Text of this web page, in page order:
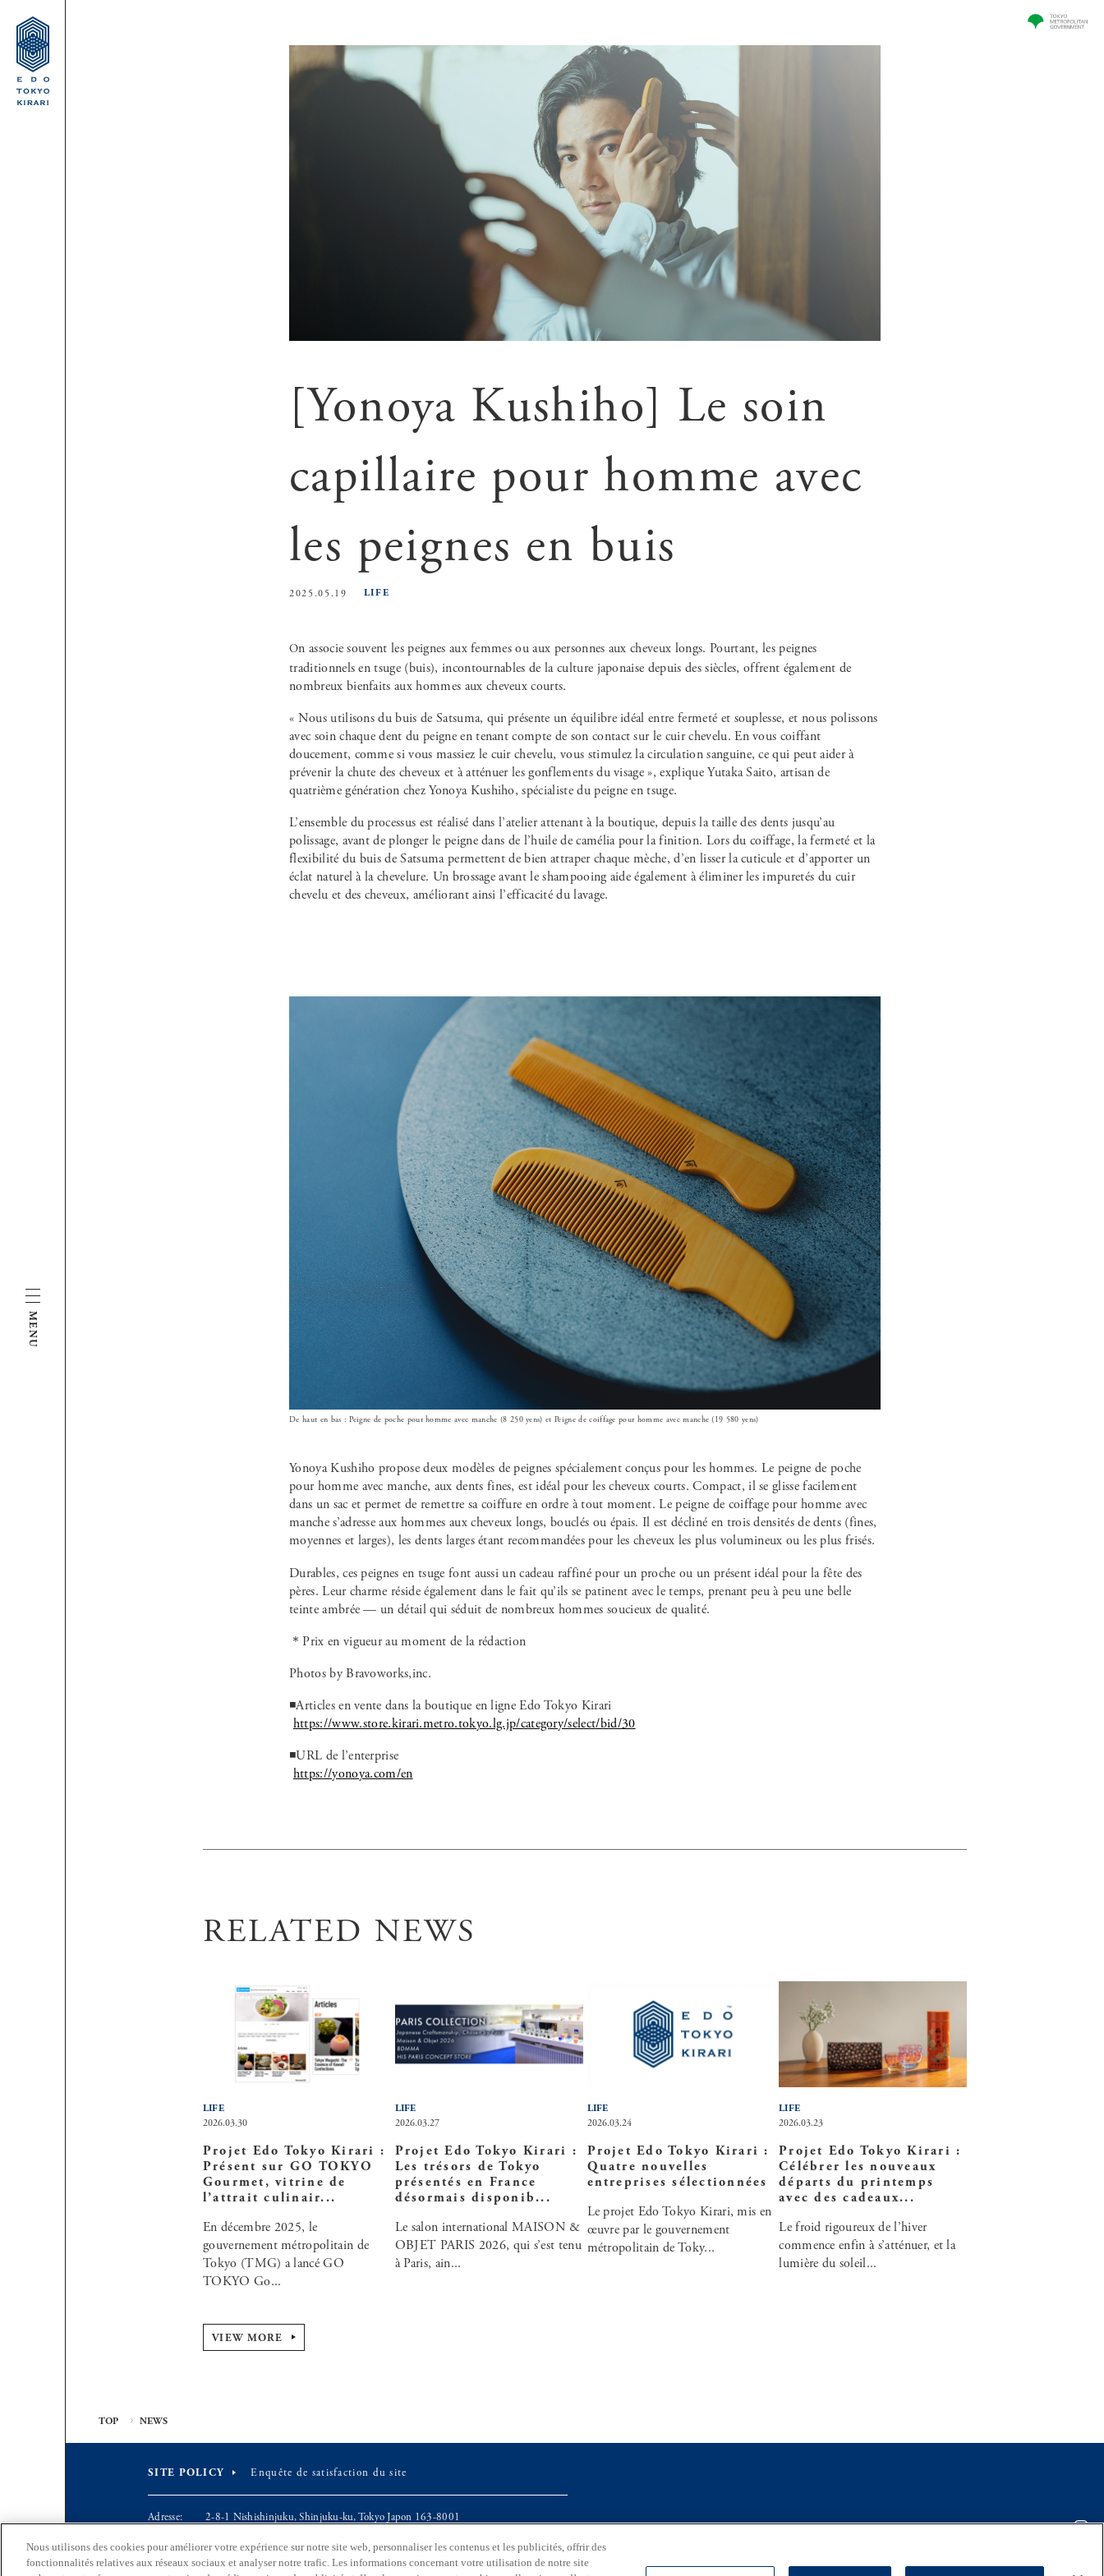
MENU
JP
[Yonoya Kushiho] Le soin
capillaire pour homme avec
les peignes en buis
2025.05.19 LIFE
On associe souvent les peignes aux femmes ou aux personnes aux cheveux longs. Pourtant, les peignes
traditionnels en tsuge (buis), incontournables de la culture japonaise depuis des siècles, offrent également de
nombreux bienfaits aux hommes aux cheveux courts.
« Nous utilisons du buis de Satsuma, qui présente un équilibre idéal entre fermeté et souplesse, et nous polissons
avec soin chaque dent du peigne en tenant compte de son contact sur le cuir chevelu. En vous coiffant
doucement, comme si vous massiez le cuir chevelu, vous stimulez la circulation sanguine, ce qui peut aider à
prévenir la chute des cheveux et à atténuer les gonflements du visage », explique Yutaka Saito, artisan de
quatrième génération chez Yonoya Kushiho, spécialiste du peigne en tsuge.
L’ensemble du processus est réalisé dans l’atelier attenant à la boutique, depuis la taille des dents jusqu’au
polissage, avant de plonger le peigne dans de l’huile de camélia pour la finition. Lors du coiffage, la fermeté et la
flexibilité du buis de Satsuma permettent de bien attraper chaque mèche, d’en lisser la cuticule et d’apporter un
éclat naturel à la chevelure. Un brossage avant le shampooing aide également à éliminer les impuretés du cuir
chevelu et des cheveux, améliorant ainsi l’efficacité du lavage.
De haut en bas : Peigne de poche pour homme avec manche (8 250 yens) et Peigne de coiffage pour homme avec manche (19 580 yens)
Yonoya Kushiho propose deux modèles de peignes spécialement conçus pour les hommes. Le peigne de poche
pour homme avec manche, aux dents fines, est idéal pour les cheveux courts. Compact, il se glisse facilement
dans un sac et permet de remettre sa coiffure en ordre à tout moment. Le peigne de coiffage pour homme avec
manche s’adresse aux hommes aux cheveux longs, bouclés ou épais. Il est décliné en trois densités de dents (fines,
moyennes et larges), les dents larges étant recommandées pour les cheveux les plus volumineux ou les plus frisés.
Durables, ces peignes en tsuge font aussi un cadeau raffiné pour un proche ou un présent idéal pour la fête des
pères. Leur charme réside également dans le fait qu’ils se patinent avec le temps, prenant peu à peu une belle
teinte ambrée — un détail qui séduit de nombreux hommes soucieux de qualité.
＊Prix en vigueur au moment de la rédaction
Photos by Bravoworks,inc.
◾️Articles en vente dans la boutique en ligne Edo Tokyo Kirari
https://www.store.kirari.metro.tokyo.lg.jp/category/select/bid/30
◾️URL de l’enterprise
https://yonoya.com/en
RELATED NEWS
2026.03.30
Projet Edo Tokyo Kirari :
Présent sur GO TOKYO
Gourmet, vitrine de
l’attrait culinair...
En décembre 2025, le
gouvernement métropolitain de
Tokyo (TMG) a lancé GO
TOKYO Go...
LIFE
2026.03.27
Projet Edo Tokyo Kirari :
Les trésors de Tokyo
présentés en France
désormais disponib...
Le salon international MAISON &
OBJET PARIS 2026, qui s’est tenu
à Paris, ain...
LIFE
2026.03.24
Projet Edo Tokyo Kirari :
Quatre nouvelles
entreprises sélectionnées
Le projet Edo Tokyo Kirari, mis en
œuvre par le gouvernement
métropolitain de Toky...
LIFE
2026.03.23
Projet Edo Tokyo Kirari :
Célébrer les nouveaux
départs du printemps
avec des cadeaux...
Le froid rigoureux de l’hiver
commence enfin à s’atténuer, et la
lumière du soleil...
LIFE
VIEW MORE
TOP NEWS
SITE POLICY Enquête de satisfaction du site
Adresse
2-8-1 Nishishinjuku, Shinjuku-ku, Tokyo Japon 163-8001
S0290106(at)section.metro.tokyo.jp
Le
Section organisation et coordination, Division des affaires générales,
Nous utilisons des cookies pour améliorer votre expérience sur notre site web, personnaliser les contenus et les publicités, offrir des
fonctionnalités relatives aux réseaux sociaux et analyser notre trafic. Les informations concernant votre utilisation de notre site